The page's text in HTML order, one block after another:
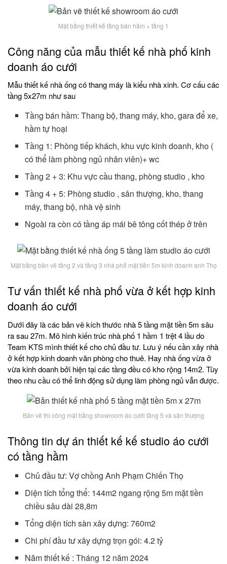
Mặt bằng thiết kế tầng bán hầm + tầng 1
Công năng của mẫu thiết kế nhà phố kinh
doanh áo cưới
Mẫu thiết kế nhà ống có thang máy là kiểu nhà xinh. Cơ cấu các
tầng 5x27m như sau
Tầng bán hầm: Thang bộ, thang máy, kho, gara để xe,
hầm tự hoại
Tầng 1: Phòng tiếp khách, khu vực kinh doanh, kho (
có thể làm phòng ngủ nhân viên)+ wc
Tầng 2 + 3: Khu vực cầu thang, phòng studio , kho
Tầng 4 + 5: Phòng studio , sân thượng, kho, thang
máy, thang bộ, nhà vệ sinh
Ngoài ra còn có tầng áp mái bê tông cốt thép ở trên
Mặt bằng bản vẽ tầng 2 và tầng 3 nhà phố mặt tiền 5m kinh doanh anh Thọ
Tư vấn thiết kế nhà phố vừa ở kết hợp kinh
doanh áo cưới
Dưới đây là các bản vẽ kích thước nhà 5 tầng mặt tiền 5m sâu
ra sau 27m. Mô hình kiến trúc nhà phố 1 hầm 1 trệt 4 lầu do
Team KTS mình thiết kế cho chủ đầu tư. Lưu ý nếu cần xây nhà
ở kết hợp kinh doanh văn phòng cho thuê. Hay nhà ống vừa ở
vừa kinh doanh bởi hiện tại các tầng đều có kho rộng 14m2. Tùy
theo nhu cầu có thể linh động sử dụng làm phòng ngủ vẫn được.
Bản vẽ thi công mặt bằng showroom áo cưới tầng 5 và sân thượng
Thông tin dự án thiết kế kế studio áo cưới
có tầng hầm
Chủ đầu tư: Vợ chồng Anh Phạm Chiến Thọ
Diện tích tổng thể: 144m2 ngang rộng 5m mặt tiền
chiều sâu dài 28,8m
Tổng diện tích sàn xây dựng: 760m2
Chi phí đầu tư xây dựng trọn gói: 4.2 tỷ
Năm thiết kế : Tháng 12 năm 2024